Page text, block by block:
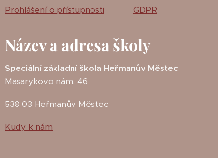
Prohlášení o přístupnosti GDPR
Název a adresa školy
Speciální základní škola Heřmanův Městec
Masarykovo nám. 46
538 03 Heřmanův Městec
Kudy k nám